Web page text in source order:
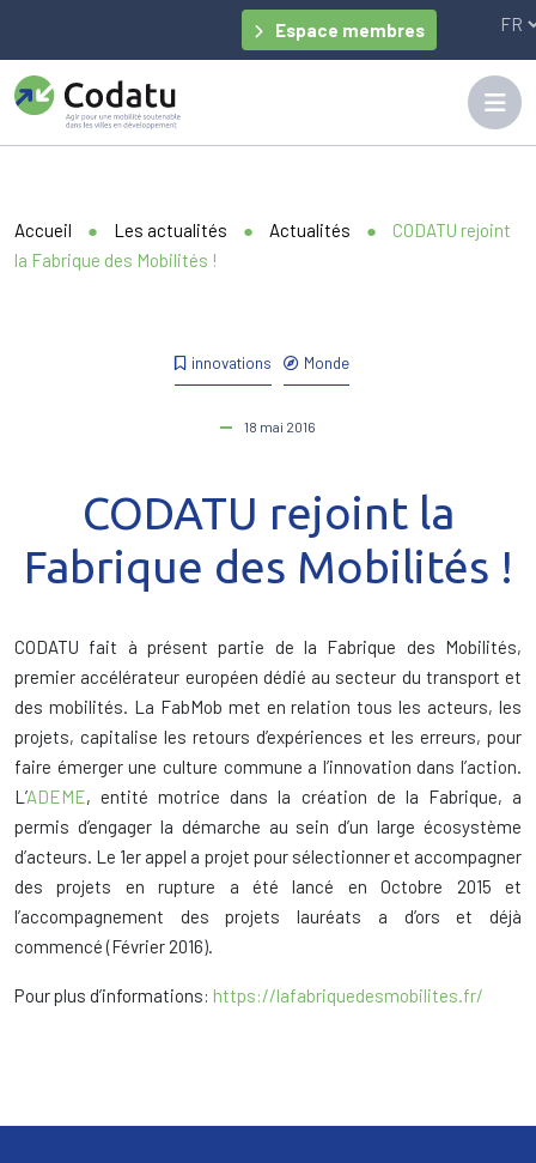
Espace membres
Accueil ● Les actualités ● Actualités ●
CODATU rejoint
la Fabrique des Mobilités !
innovations Monde
18 mai 2016
CODATU rejoint la
Fabrique des Mobilités !
CODATU fait à présent partie de la Fabrique des Mobilités,
premier accélérateur européen dédié au secteur du transport et
des mobilités. La FabMob met en relation tous les acteurs, les
projets, capitalise les retours d’expériences et les erreurs, pour
faire émerger une culture commune a l’innovation dans l’action.
L’ADEME, entité motrice dans la création de la Fabrique, a
permis d’engager la démarche au sein d’un large écosystème
d’acteurs. Le 1er appel a projet pour sélectionner et accompagner
des projets en rupture a été lancé en Octobre 2015 et
l’accompagnement des projets lauréats a d’ors et déjà
commencé (Février 2016).
Pour plus d’informations: https://lafabriquedesmobilites.fr/
Panneau de gestion des cookies